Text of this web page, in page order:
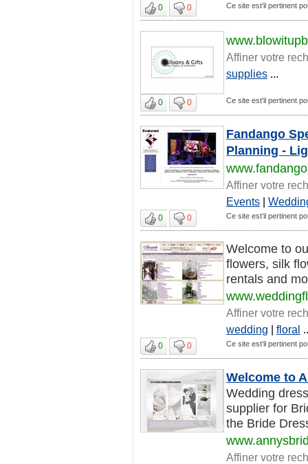
0 0 Ce site est'il pertinent
Affiner votre
supplies ...
0 0 Ce site est'il pertinent
Fandango
Planning -
Affiner votre
Events |
0 0 Ce site est'il pertinent
Welcome to
flowers, silk
rentals and
Affiner votre
wedding | floral
0 0 Ce site est'il pertinent
Welcome to
Wedding
supplier for
the Bride
Affiner votre